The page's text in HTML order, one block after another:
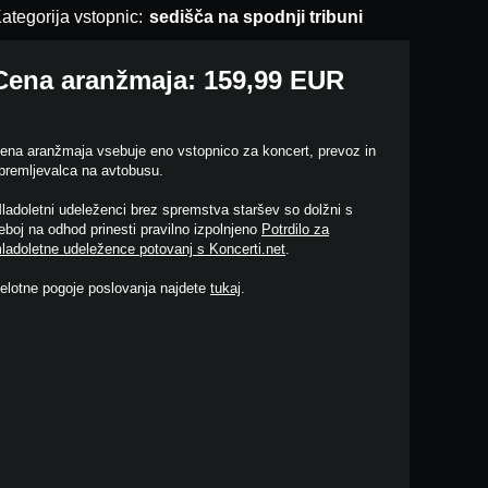
vstopnic: sedišča na spodnji tribuni
aranžmaja: 159,99 EUR
aranžmaja vsebuje eno vstopnico za koncert, prevoz in
na avtobusu.
udeleženci brez spremstva staršev so dolžni s
na odhod prinesti pravilno izpolnjeno Potrdilo za
udeležence potovanj s Koncerti.net.
pogoje poslovanja najdete tukaj.